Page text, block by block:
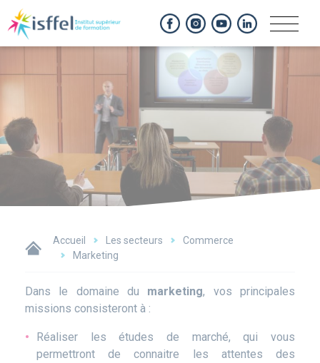
Accueil Les secteurs
Commerce
Marketing
Dans le domaine du marketing, vos principales
missions consisteront à :
Réaliser les études de marché, qui vous
permettront de connaitre les attentes des
Panneau de gestion des cookies